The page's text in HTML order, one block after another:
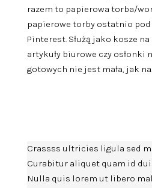
razem to papierowa torba/
papierowe torby ostatnio
Pinterest. Służą jako kosze
artykuły biurowe czy osłonki
gotowych nie jest mała, jak
Crassss ultricies ligula sed
Curabitur aliquet quam id
Nulla quis lorem ut libero